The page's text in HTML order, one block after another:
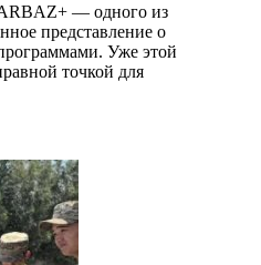
— одного из
представление о
Уже этой
точкой для